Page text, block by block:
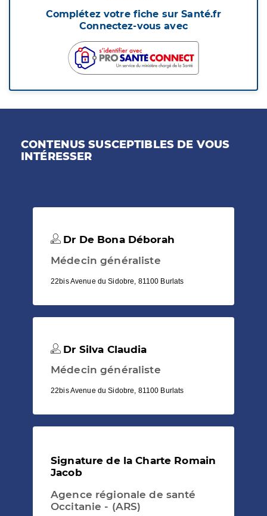
Complétez votre fiche sur Santé.fr
Connectez-vous avec
CONTENUS SUSCEPTIBLES DE VOUS
INTÉRESSER
Dr De Bona Déborah
Médecin généraliste
22bis Avenue du Sidobre, 81100 Burlats
Dr Silva Claudia
Médecin généraliste
22bis Avenue du Sidobre, 81100 Burlats
Signature de la Charte Romain
Jacob
Agence régionale de santé
Occitanie - (ARS)